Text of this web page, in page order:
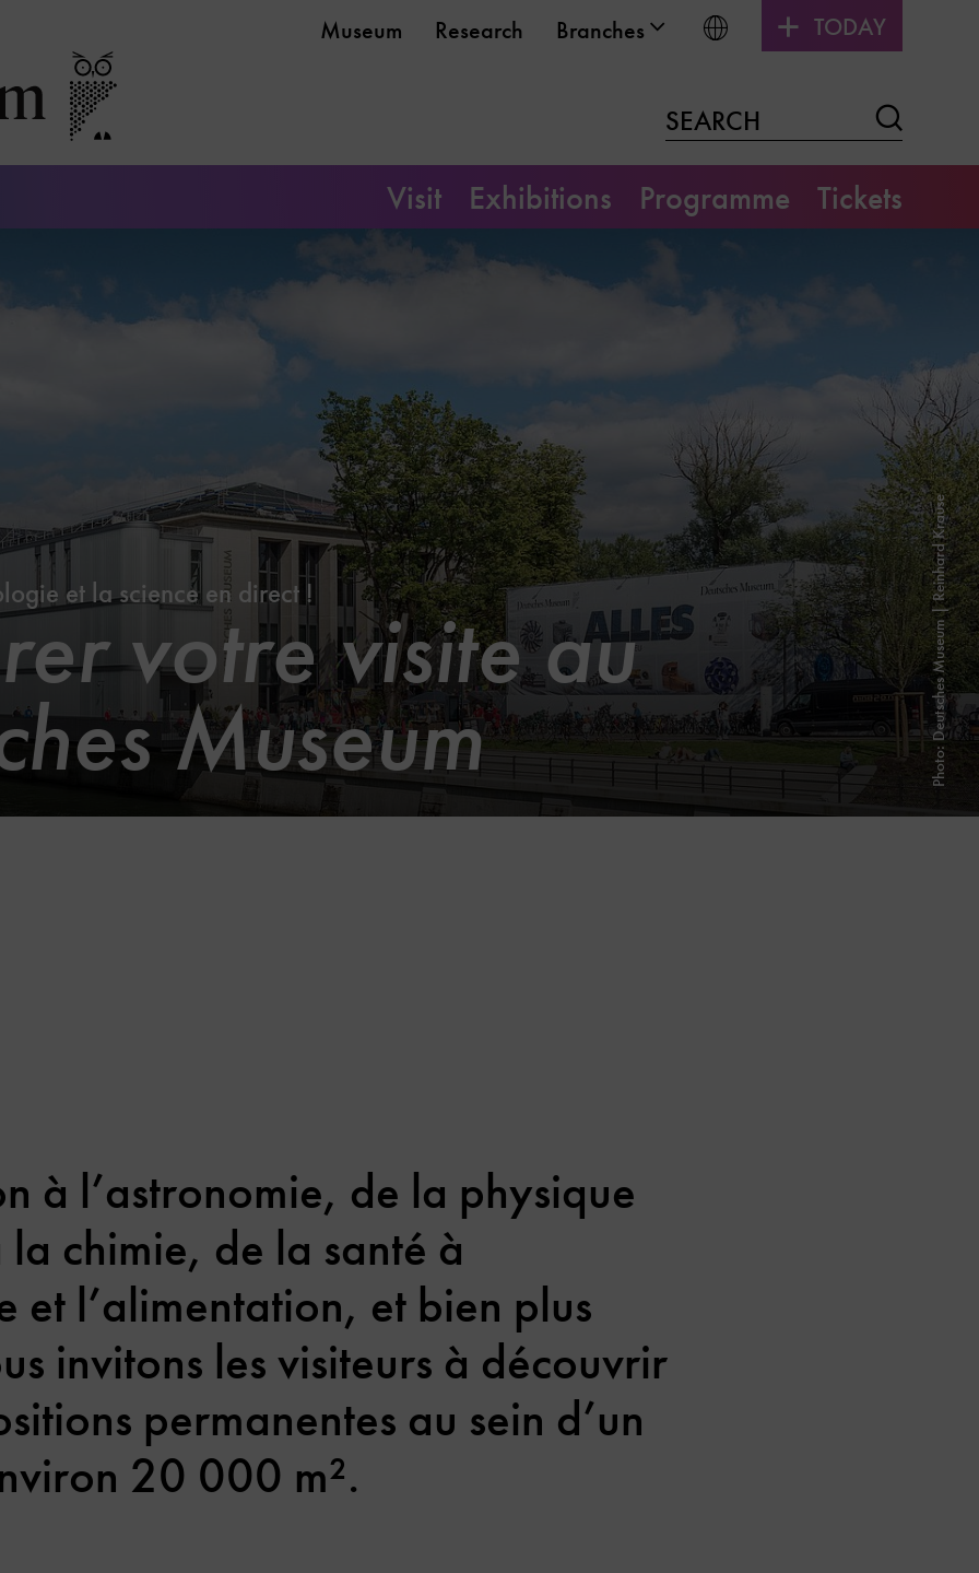
Museum Research Branches Choose language
TODAY
SEARCH
Visit Exhibitions Programme Tickets
Photo: Deutsches Museum | Reinhard Krause
et la science en direct !
votre visite au
Museum
à l’astronomie, de la physique
chimie, de la santé à
et l’alimentation, et bien plus
invitons les visiteurs à découvrir
permanentes au sein d’un
20 000 m².